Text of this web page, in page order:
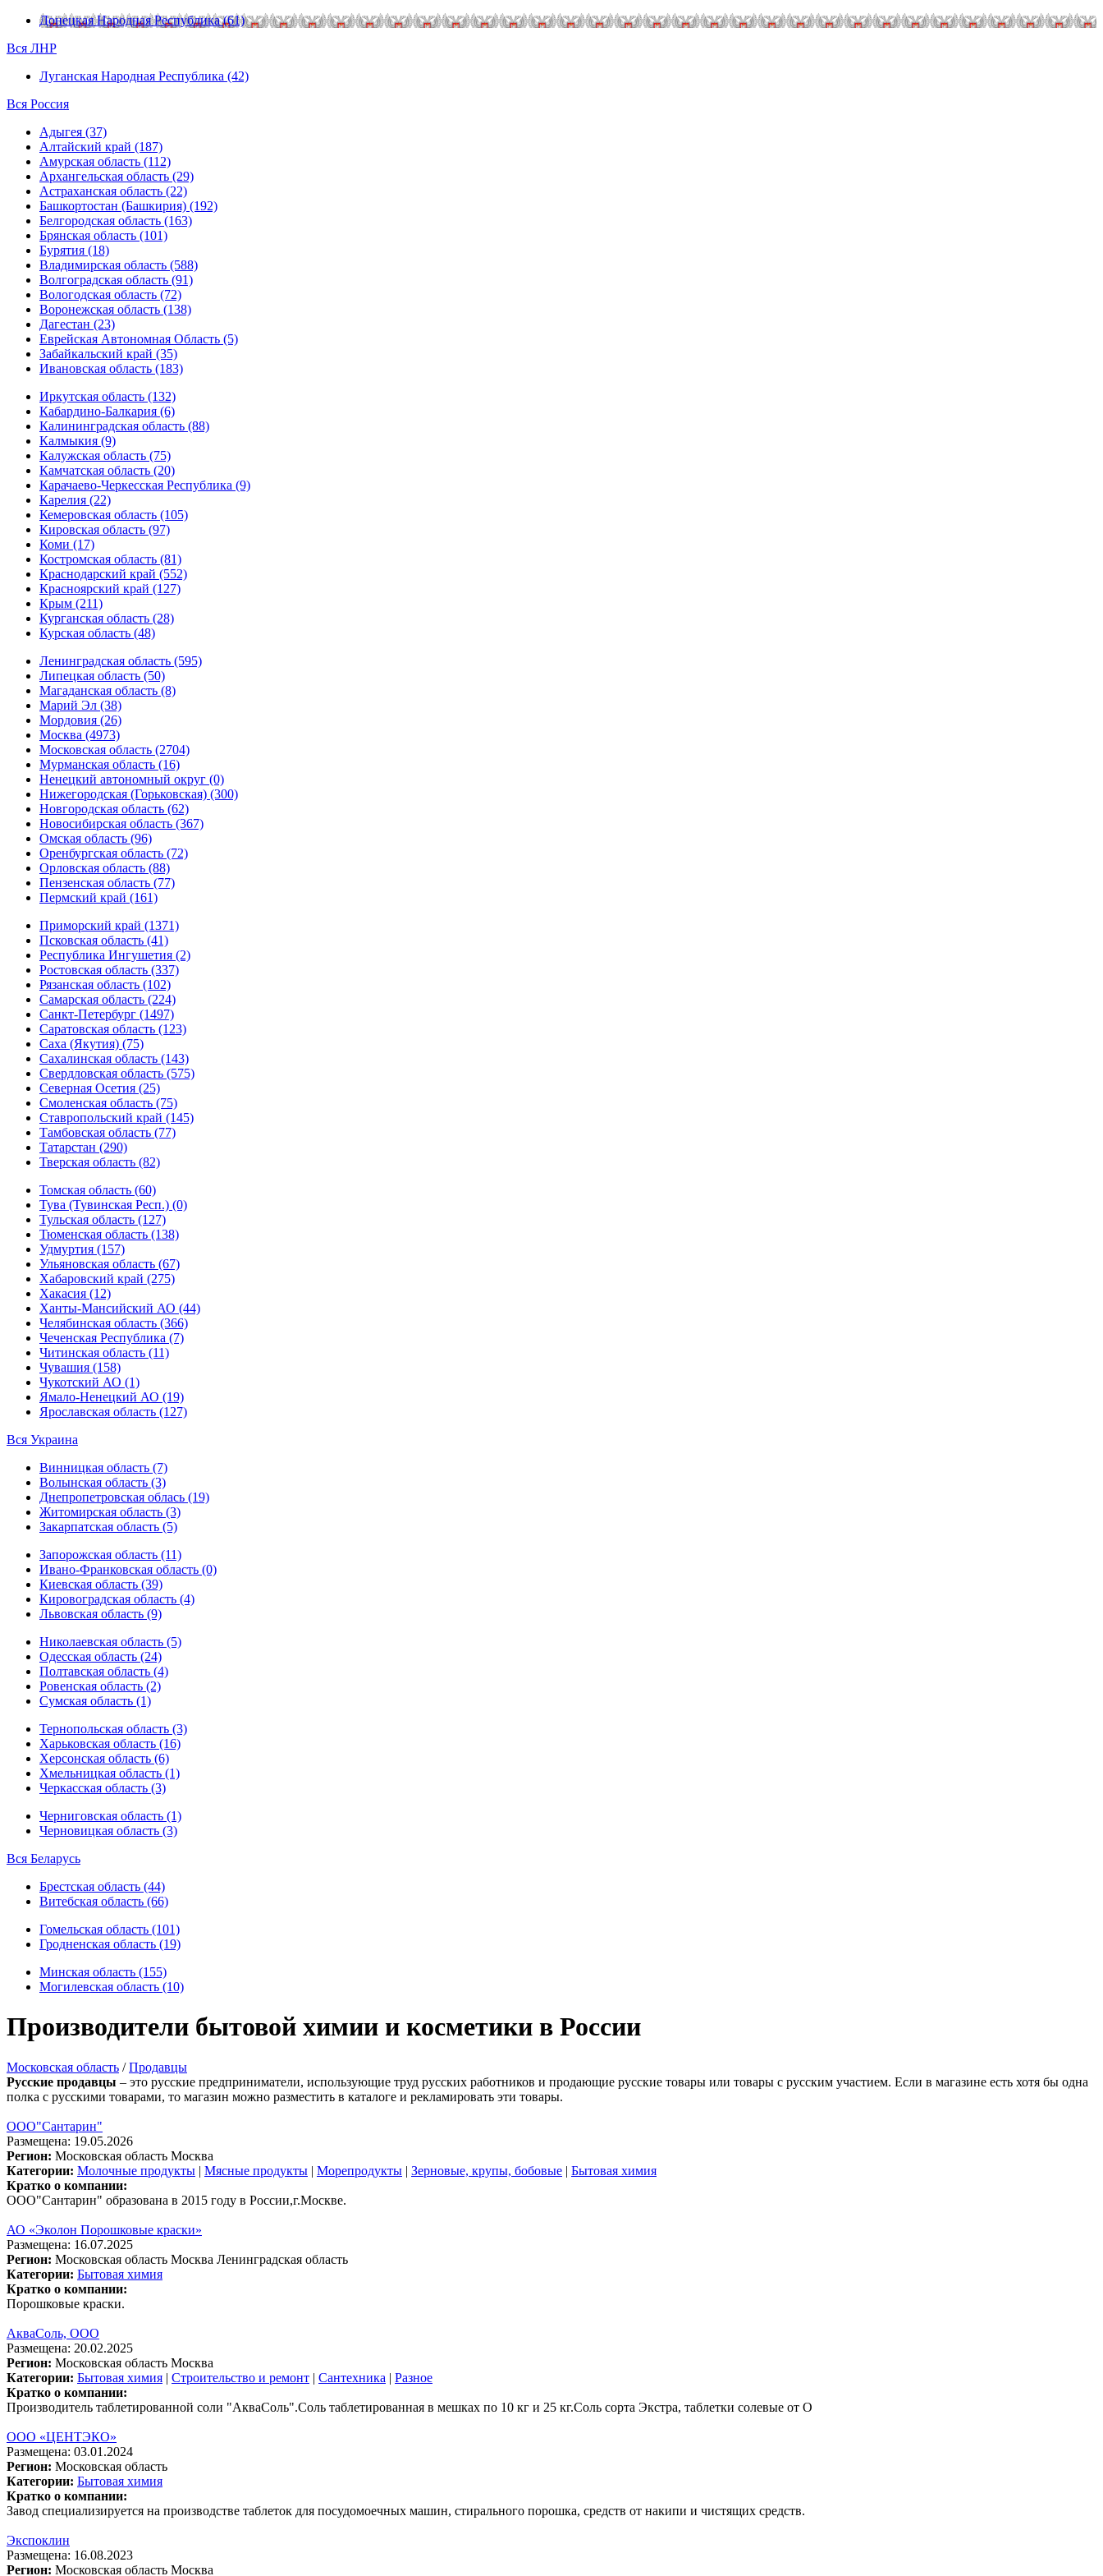
Донецкая Народная Республика (61)
Вся ЛНР
Луганская Народная Республика (42)
Вся Россия
Адыгея (37)
Алтайский край (187)
Амурская область (112)
Архангельская область (29)
Астраханская область (22)
Башкортостан (Башкирия) (192)
Белгородская область (163)
Брянская область (101)
Бурятия (18)
Владимирская область (588)
Волгоградская область (91)
Вологодская область (72)
Воронежская область (138)
Дагестан (23)
Еврейская Автономная Область (5)
Забайкальский край (35)
Ивановская область (183)
Иркутская область (132)
Кабардино-Балкария (6)
Калининградская область (88)
Калмыкия (9)
Калужская область (75)
Камчатская область (20)
Карачаево-Черкесская Республика (9)
Карелия (22)
Кемеровская область (105)
Кировская область (97)
Коми (17)
Костромская область (81)
Краснодарский край (552)
Красноярский край (127)
Крым (211)
Курганская область (28)
Курская область (48)
Ленинградская область (595)
Липецкая область (50)
Магаданская область (8)
Марий Эл (38)
Мордовия (26)
Москва (4973)
Московская область (2704)
Мурманская область (16)
Ненецкий автономный округ (0)
Нижегородская (Горьковская) (300)
Новгородская область (62)
Новосибирская область (367)
Омская область (96)
Оренбургская область (72)
Орловская область (88)
Пензенская область (77)
Пермский край (161)
Приморский край (1371)
Псковская область (41)
Республика Ингушетия (2)
Ростовская область (337)
Рязанская область (102)
Самарская область (224)
Санкт-Петербург (1497)
Саратовская область (123)
Саха (Якутия) (75)
Сахалинская область (143)
Свердловская область (575)
Северная Осетия (25)
Смоленская область (75)
Ставропольский край (145)
Тамбовская область (77)
Татарстан (290)
Тверская область (82)
Томская область (60)
Тува (Тувинская Респ.) (0)
Тульская область (127)
Тюменская область (138)
Удмуртия (157)
Ульяновская область (67)
Хабаровский край (275)
Хакасия (12)
Ханты-Мансийский АО (44)
Челябинская область (366)
Чеченская Республика (7)
Читинская область (11)
Чувашия (158)
Чукотский АО (1)
Ямало-Ненецкий АО (19)
Ярославская область (127)
Вся Украина
Винницкая область (7)
Волынская область (3)
Днепропетровская облась (19)
Житомирская область (3)
Закарпатская область (5)
Запорожская область (11)
Ивано-Франковская область (0)
Киевская область (39)
Кировоградская область (4)
Львовская область (9)
Николаевская область (5)
Одесская область (24)
Полтавская область (4)
Ровенская область (2)
Сумская область (1)
Тернопольская область (3)
Харьковская область (16)
Херсонская область (6)
Хмельницкая область (1)
Черкасская область (3)
Черниговская область (1)
Черновицкая область (3)
Вся Беларусь
Брестская область (44)
Витебская область (66)
Гомельская область (101)
Гродненская область (19)
Минская область (155)
Могилевская область (10)
Производители бытовой химии и косметики в России
Московская область /Продавцы
Русские продавцы – это русские предприниматели, использующие труд русских работников и продающие русские товары или товары с русским участием. Если в магазине есть хотя бы одна
полка с русскими товарами, то магазин можно разместить в каталоге и рекламировать эти товары.
ООО"Сантарин"
Размещена: 19.05.2026
Регион: Московская область Москва
Категории: Молочные продукты | Мясные продукты | Морепродукты | Зерновые, крупы, бобовые | Бытовая химия
Кратко о компании:
ООО"Сантарин" образована в 2015 году в России,г.Москве.
АО «Эколон Порошковые краски»
Размещена: 16.07.2025
Регион: Московская область Москва Ленинградская область
Категории: Бытовая химия
Кратко о компании:
Порошковые краски.
АкваСоль, ООО
Размещена: 20.02.2025
Регион: Московская область Москва
Категории: Бытовая химия | Строительство и ремонт | Сантехника | Разное
Кратко о компании:
Производитель таблетированной соли "АкваСоль".Соль таблетированная в мешках по 10 кг и 25 кг.Соль сорта Экстра, таблетки солевые от О
ООО «ЦЕНТЭКО»
Размещена: 03.01.2024
Регион: Московская область
Категории: Бытовая химия
Кратко о компании:
Завод специализируется на производстве таблеток для посудомоечных машин, стирального порошка, средств от накипи и чистящих средств.
Экспоклин
Размещена: 16.08.2023
Регион: Московская область Москва